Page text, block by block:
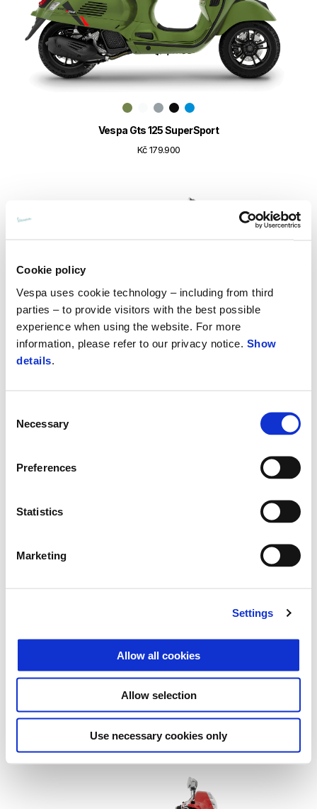
Cookie policy
Vespa uses cookie technology – including from third
parties – to provide visitors with the best possible
experience when using the website. For more
information, please refer to our privacy notice. Show
details
Selection
Necessary
Preferences
Statistics
Marketing
Settings
Allow all cookies
Allow selection
Use necessary cookies only
Vespa Gts 125 SuperSport
Kč 179.900
Vespa Gts 310